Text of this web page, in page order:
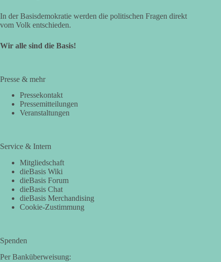
In der Basisdemokratie werden die politischen Fragen direkt
vom Volk entschieden.
Wir alle sind die Basis!
Presse & mehr
Pressekontakt
Pressemitteilungen
Veranstaltungen
Service & Intern
Mitgliedschaft
dieBasis Wiki
dieBasis Forum
dieBasis Chat
dieBasis Merchandising
Cookie-Zustimmung
Spenden
Per Banküberweisung: